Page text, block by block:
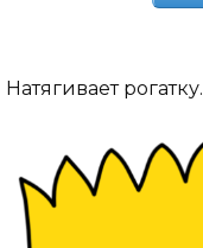
Натягивает рогатку.